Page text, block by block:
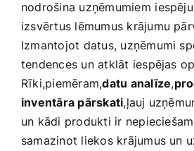
nodrošina uzņēmumiem⁣
‌izsvērtus lēmumus krājumu
Izmantojot datus, uzņēmumi
tendences un ​atklāt iespējas
Rīki,piemēram,datu analīze,
inventāra‍ pārskati,ļauj
un kādi produkti ir
samazinot ‌liekos krājumus un​